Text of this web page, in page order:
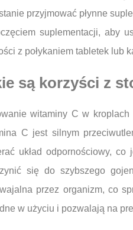
przyjmować płynne
suplementacji, aby
z połykaniem tabletek lub
są korzyści z
witaminy C w
C jest silnym
układ odpornościowy,
się do szybszego
przez organizm, co
w użyciu i pozwalają na